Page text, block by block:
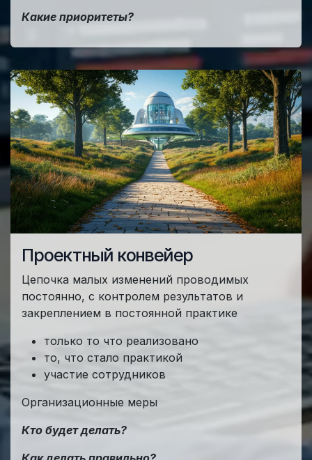
Какие приоритеты?
Проектный конвейер
Цепочка малых изменений проводимых
постоянно, с контролем результатов и
закреплением в постоянной практике
только то что реализовано
то, что стало практикой
участие сотрудников
Организационные меры
Кто будет делать?